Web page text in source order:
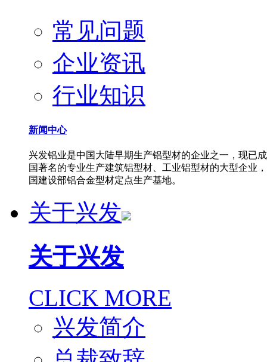
常见问题
企业资讯
行业知识
新闻中心
兴发铝业是中国大陆早期生产铝型材的企业之一，现已
国著名的专业生产建筑铝型材、工业铝型材的大型企业
国建设部铝合金型材定点生产基地。
关于兴发
关于兴发
CLICK MORE
兴发简介